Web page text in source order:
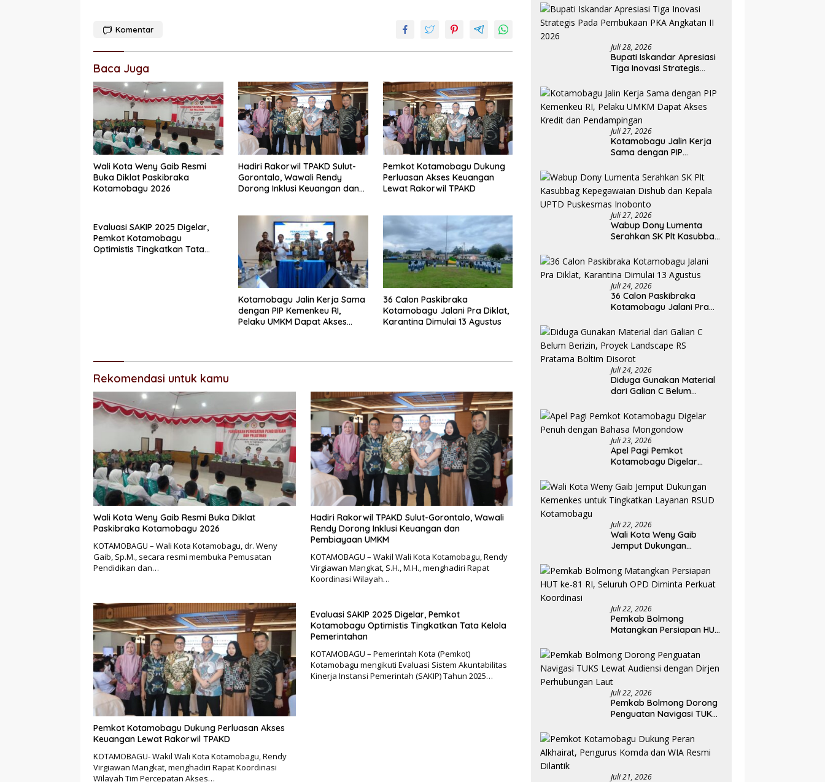
Komentar
Baca Juga
Wali Kota Weny Gaib Resmi
Buka Diklat Paskibraka
Kotamobagu 2026
Hadiri Rakorwil TPAKD Sulut-
Gorontalo, Wawali Rendy
Dorong Inklusi Keuangan dan
Pemkot Kotamobagu Dukung
Perluasan Akses Keuangan
Lewat Rakorwil TPAKD
Evaluasi SAKIP 2025 Digelar,
Pemkot Kotamobagu
Optimistis Tingkatkan Tata
Kotamobagu Jalin Kerja Sama
dengan PIP Kemenkeu RI,
Pelaku UMKM Dapat Akses
36 Calon Paskibraka
Kotamobagu Jalani Pra Diklat,
Karantina Dimulai 13 Agustus
Rekomendasi untuk kamu
Wali Kota Weny Gaib Resmi Buka Diklat
Paskibraka Kotamobagu 2026
KOTAMOBAGU – Wali Kota Kotamobagu, dr. Weny
Gaib, Sp.M., secara resmi membuka Pemusatan
Pendidikan dan…
Hadiri Rakorwil TPAKD Sulut-Gorontalo, Wawali
Rendy Dorong Inklusi Keuangan dan
Pembiayaan UMKM
KOTAMOBAGU – Wakil Wali Kota Kotamobagu, Rendy
Virgiawan Mangkat, S.H., M.H., menghadiri Rapat
Koordinasi Wilayah…
Pemkot Kotamobagu Dukung Perluasan Akses
Keuangan Lewat Rakorwil TPAKD
KOTAMOBAGU- Wakil Wali Kota Kotamobagu, Rendy
Virgiawan Mangkat, menghadiri Rapat Koordinasi
Wilayah Tim Percepatan Akses…
Evaluasi SAKIP 2025 Digelar, Pemkot
Kotamobagu Optimistis Tingkatkan Tata Kelola
Pemerintahan
KOTAMOBAGU – Pemerintah Kota (Pemkot)
Kotamobagu mengikuti Evaluasi Sistem Akuntabilitas
Kinerja Instansi Pemerintah (SAKIP) Tahun 2025…
Tingkatkan Tata Kelola
Pemerintahan
Juli 28, 2026
Bupati Iskandar Apresiasi
Tiga Inovasi Strategis
Angkatan II 2026
Juli 27, 2026
Kotamobagu Jalin Kerja
Sama dengan PIP
Dapat Akses Kredit dan
Pendampingan
Juli 27, 2026
Wabup Dony Lumenta
Serahkan SK Plt Kasubbag
Kepala UPTD Puskesmas
Inobonto
Juli 24, 2026
36 Calon Paskibraka
Kotamobagu Jalani Pra
Agustus
Juli 24, 2026
Diduga Gunakan Material
dari Galian C Belum
RS Pratama Boltim Disorot
Juli 23, 2026
Apel Pagi Pemkot
Kotamobagu Digelar
Mongondow
Juli 22, 2026
Wali Kota Weny Gaib
Jemput Dukungan
Tingkatkan Layanan RSUD
Kotamobagu
Juli 22, 2026
Pemkab Bolmong
Matangkan Persiapan HUT
Diminta Perkuat
Koordinasi
Juli 22, 2026
Pemkab Bolmong Dorong
Penguatan Navigasi TUKS
Dirjen Perhubungan Laut
Juli 21, 2026